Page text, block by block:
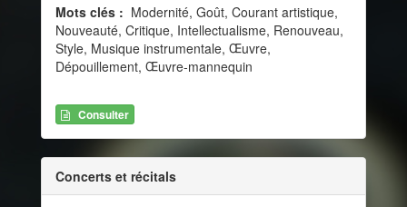
Mots clés : Modernité, Goût, Courant artistique,
Nouveauté, Critique, Intellectualisme, Renouveau,
Style, Musique instrumentale, Œuvre,
Dépouillement, Œuvre-mannequin
Consulter
Concerts et récitals